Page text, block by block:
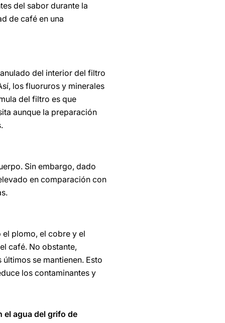
del sabor durante la
de café en una
del interior del filtro
los fluoruros y minerales
del filtro es que
aunque la preparación
Sin embargo, dado
en comparación con
el plomo, el cobre y el
café. No obstante,
se mantienen. Esto
los contaminantes y
el agua del grifo de